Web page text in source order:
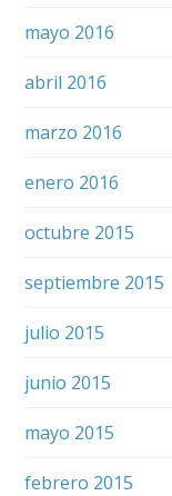
mayo 2016
abril 2016
marzo 2016
enero 2016
octubre 2015
septiembre 2015
julio 2015
junio 2015
mayo 2015
febrero 2015